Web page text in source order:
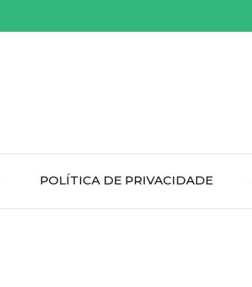
POLÍTICA DE PRIVACIDADE